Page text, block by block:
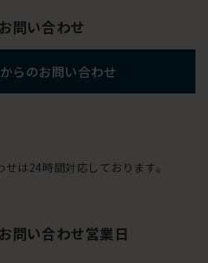
お問い合わせ
らのお問い合わせ
は24時間対応しております。
問い合わせ営業日